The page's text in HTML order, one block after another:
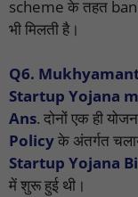
scheme के तहत
भी मिलती है।
Q6.
Startup Yojana
Ans. दोनों एक ही
Policyके अंतर्गत
Startup Yojana
में शुरू हुई थी।